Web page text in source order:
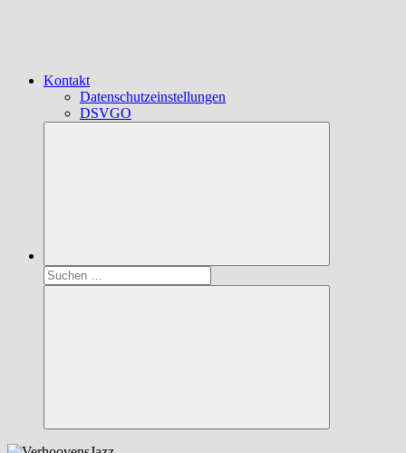
Kontakt
Datenschutzeinstellungen
DSVGO
Suchen
nach:
Suchen